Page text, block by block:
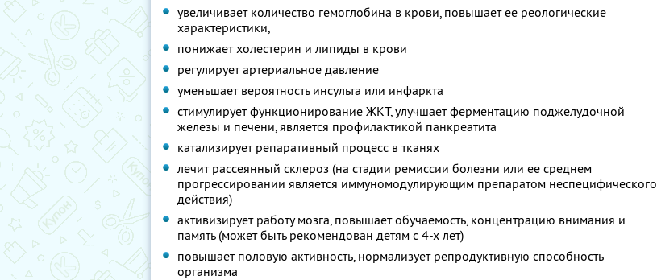
увеличивает количество гемоглобина в крови, повышает ее реологические
характеристики,
понижает холестерин и липиды в крови
регулирует артериальное давление
уменьшает вероятность инсульта или инфаркта
стимулирует функционирование ЖКТ, улучшает ферментацию поджелудочной
железы и печени, является профилактикой панкреатита
катализирует репаративный процесс в тканях
лечит рассеянный склероз (на стадии ремиссии болезни или ее среднем
прогрессировании является иммуномодулирующим препаратом неспецифического
действия)
активизирует работу мозга, повышает обучаемость, концентрацию внимания и
память (может быть рекомендован детям с 4-х лет)
повышает половую активность, нормализует репродуктивную способность
организма